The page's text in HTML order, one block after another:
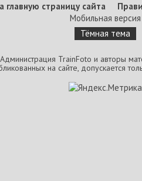
главную страницу сайта
Мобильная версия
Тёмная тема
TrainFoto и авторы
на сайте, допускается